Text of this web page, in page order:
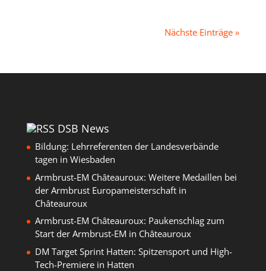
Nächste Einträge »
DSB News
Bildung: Lehrreferenten der Landesverbände
tagen in Wiesbaden
Armbrust-EM Châteauroux: Weitere Medaillen bei
der Armbrust Europameisterschaft in
Châteauroux
Armbrust-EM Châteauroux: Paukenschlag zum
Start der Armbrust-EM in Châteauroux
DM Target Sprint Hatten: Spitzensport und High-
Tech-Premiere in Hatten